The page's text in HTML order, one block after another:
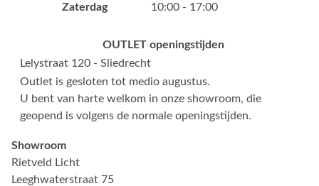
Zaterdag
10:00 - 17:00
OUTLET openingstijden
Lelystraat 120 - Sliedrecht
Outlet is gesloten tot medio augustus.
U bent van harte welkom in onze showroom, die
geopend is volgens de normale openingstijden.
Showroom
Rietveld Licht
Leeghwaterstraat 75